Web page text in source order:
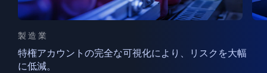
製造業
特権アカウントの完全な可視化により、リスクを大幅
に低減。